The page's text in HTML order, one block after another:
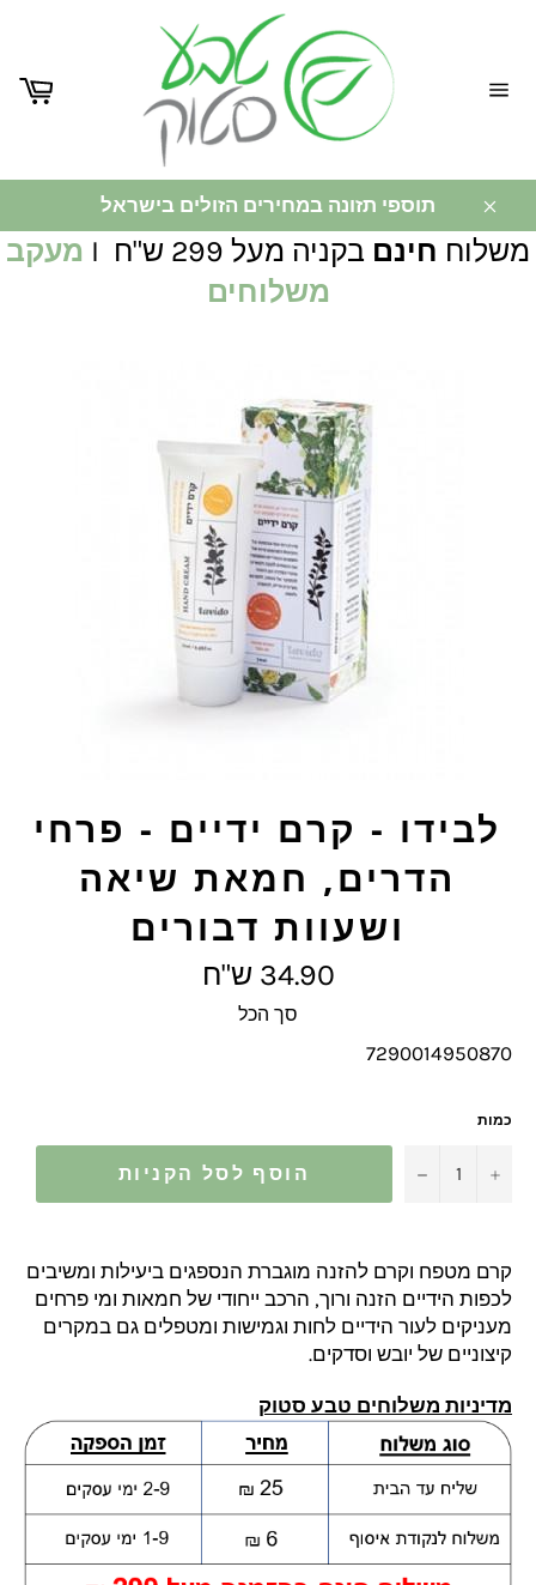
תוספי תזונה במחירים הזולים בישראל
משלוח חינם בקניה מעל 299 ש"ח I
מעקב
משלוחים
לבידו - קרם ידיים - פרחי
הדרים, חמאת שיאה
ושעוות דבורים
מחיר
מלא
34.90 ש"ח
סך הכל
7290014950870
כמות
− + הוסף לסל הקניות
קרם מטפח וקרם להזנה מוגברת הנספגים ביעילות ומשיבים
לכפות הידיים הזנה ורוך, הרכב ייחודי של חמאות ומי פרחים
מעניקים לעור הידיים לחות וגמישות ומטפלים גם במקרים
קיצוניים של יובש וסדקים.
מדיניות משלוחים טבע סטוק